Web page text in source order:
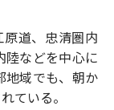
道、忠清圏内
陸などを中心に
地域でも、朝か
ている。